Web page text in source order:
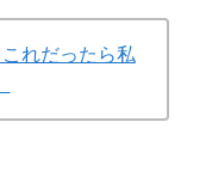
これだったら私